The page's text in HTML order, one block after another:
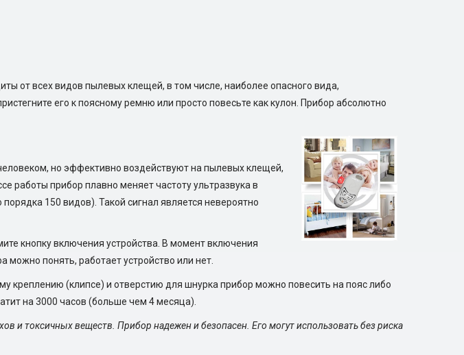
от всех видов пылевых клещей, в том числе, наиболее опасного вида,
его к поясному ремню или просто повесьте как кулон. Прибор абсолютно
но эффективно воздействуют на пылевых клещей,
работы прибор плавно меняет частоту ультразвука в
150 видов). Такой сигнал является невероятно
кнопку включения устройства. В момент включения
понять, работает устройство или нет.
креплению (клипсе) и отверстию для шнурка прибор можно повесить на пояс либо
на 3000 часов (больше чем 4 месяца).
и токсичных веществ. Прибор надежен и безопасен. Его могут использовать без риска